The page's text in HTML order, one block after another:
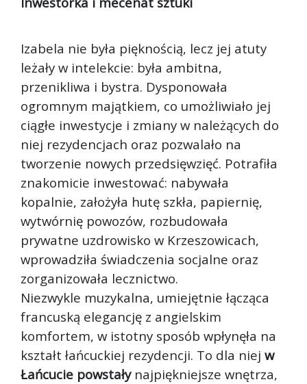
Izabela nie była pięknością, lecz jej atuty
leżały w intelekcie: była ambitna,
przenikliwa i bystra. Dysponowała
ogromnym majątkiem, co umożliwiało jej
ciągłe inwestycje i zmiany w należących do
niej rezydencjach oraz pozwalało na
tworzenie nowych przedsięwzięć. Potrafiła
znakomicie inwestować: nabywała
kopalnie, założyła hutę szkła, papiernię,
wytwórnię powozów, rozbudowała
prywatne uzdrowisko w Krzeszowicach,
wprowadziła świadczenia socjalne oraz
zorganizowała lecznictwo.
Niezwykle muzykalna, umiejętnie łącząca
francuską elegancję z angielskim
komfortem, w istotny sposób wpłynęła na
kształt łańcuckiej rezydencji. To dla niej w
Łańcucie powstałynajpiękniejsze wnętrza,